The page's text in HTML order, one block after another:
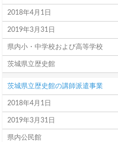
2018年4月1日
2019年3月31日
県内小・中学校および高等学校
茨城県立歴史館
茨城県立歴史館の講師派遣事業
2018年4月1日
2019年3月31日
県内公民館